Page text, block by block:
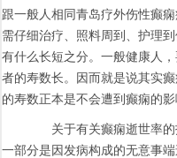
跟一般人相同青岛疗外伤性癫
需仔细治疗、照料周到、护理
有什么长短之分。一般健康人
者的寿数长。因而就是说其实
的寿数正本是不会遭到癫痫的影
关于有关癫痫逝世率的
一部分是因发病构成的无意事